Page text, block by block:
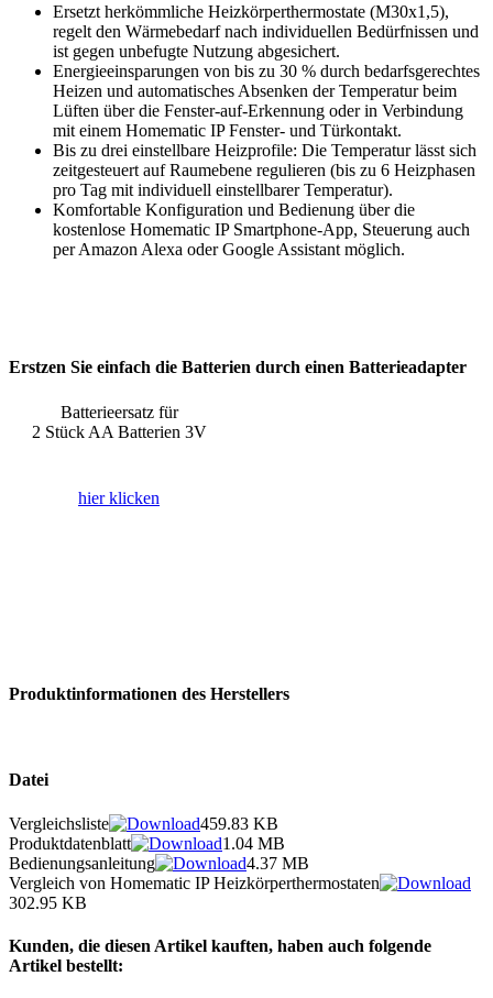
Ersetzt herkömmliche Heizkörperthermostate (M30x1,5),
regelt den Wärmebedarf nach individuellen Bedürfnissen und
ist gegen unbefugte Nutzung abgesichert.
Energieeinsparungen von bis zu 30 % durch bedarfsgerechtes
Heizen und automatisches Absenken der Temperatur beim
Lüften über die Fenster-auf-Erkennung oder in Verbindung
mit einem Homematic IP Fenster- und Türkontakt.
Bis zu drei einstellbare Heizprofile: Die Temperatur lässt sich
zeitgesteuert auf Raumebene regulieren (bis zu 6 Heizphasen
pro Tag mit individuell einstellbarer Temperatur).
Komfortable Konfiguration und Bedienung über die
kostenlose Homematic IP Smartphone-App, Steuerung auch
per Amazon Alexa oder Google Assistant möglich.
Erstzen Sie einfach die Batterien durch einen Batterieadapter
Batterieersatz für
2 Stück AA Batterien 3V
hier klicken
Produktinformationen des Herstellers
Datei
Vergleichsliste
459.83 KB
Produktdatenblatt
1.04 MB
Bedienungsanleitung
4.37 MB
Vergleich von Homematic IP Heizkörperthermostaten
302.95 KB
Kunden, die diesen Artikel kauften, haben auch folgende
Artikel bestellt: